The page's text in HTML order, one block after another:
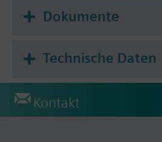
Dokumente
Technische Daten
Kontakt